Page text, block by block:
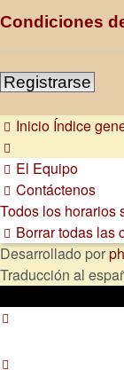
Condiciones
Registrarse
Inicio Índice
El Equipo
Contáctenos
Todos los horarios
Borrar todas las
Desarrollado por
Traducción al